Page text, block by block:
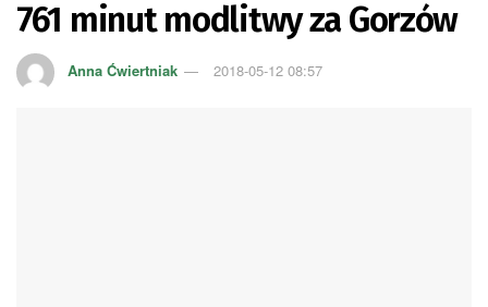
761 minut modlitwy za Gorzów
Anna Ćwiertniak 2018-05-12 08:57